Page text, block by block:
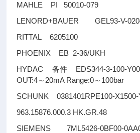
MAHLE PI 50010-079
LENORD+BAUER GEL93-V-
RITTAL 6205100
PHOENIX EB 2-36/UKH
HYDAC 备件 EDS344-3-100-
OUT:4～ 20mA Range:0～ 100bar
SCHUNK 0381401RPE100-X1500-
963.15876.000.3 HK.GR.48
SIEMENS 7ML5426-0BF00-